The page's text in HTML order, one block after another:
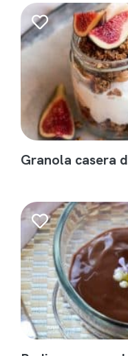
Granola casera